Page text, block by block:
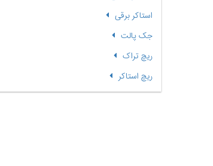
استاکر برقی
جک پالت
ریچ تراک
ریچ استاکر